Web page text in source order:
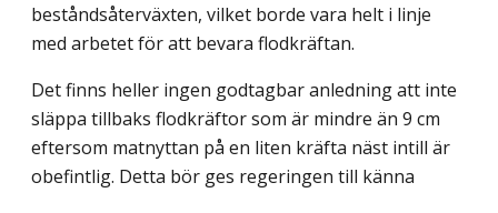
beståndsåterväxten, vilket borde vara helt i linje
med arbetet för att bevara flodkräftan.
Det finns heller ingen godtagbar anledning att inte
släppa tillbaks flodkräftor som är mindre än 9 cm
eftersom matnyttan på en liten kräfta näst intill är
obefintlig. Detta bör ges regeringen till känna